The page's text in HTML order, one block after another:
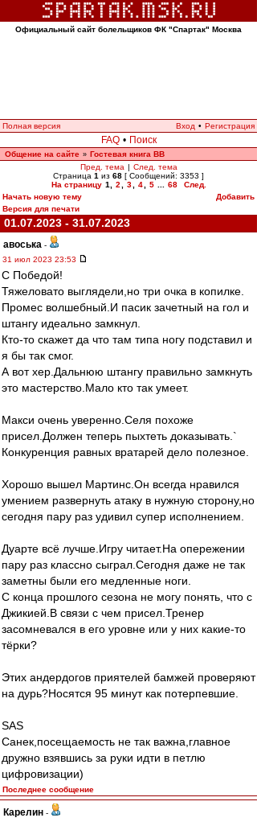
Официальный сайт болельщиков ФК "Спартак" Москва
Полная версия Вход • Регистрация
FAQ • Поиск
Общение на сайте » Гостевая книга ВВ
Пред. тема | След. тема
Страница 1 из 68 [ Сообщений: 3353 ]
На страницу 1 2 3 4 5 68
След.
Начать новую тему
Добавить
Версия для печати
01.07.2023 - 31.07.2023
авоська -
31 июл 2023 23:53
С Победой!
Тяжеловато выглядели,но три очка в копилке.
Промес волшебный.И пасик зачетный на гол и
штангу идеально замкнул.
Кто-то скажет да что там типа ногу подставил и
я бы так смог.
А вот хер.Дальнюю штангу правильно замкнуть
это мастерство.Мало кто так умеет.
Макси очень уверенно.Селя похоже
присел.Должен теперь пыхтеть доказывать.`
Конкуренция равных вратарей дело полезное.
Хорошо вышел Мартинс.Он всегда нравился
умением развернуть атаку в нужную сторону,но
сегодня пару раз удивил супер исполнением.
Дуарте всё лучше.Игру читает.На опережении
пару раз классно сыграл.Сегодня даже не так
заметны были его медленные ноги.
С конца прошлого сезона не могу понять, что с
Джикией.В связи с чем присел.Тренер
засомневался в его уровне или у них какие-то
тёрки?
Этих андердогов приятелей бамжей проверяют
на дурь?Носятся 95 минут как потерпевшие.
SAS
Санек,посещаемость не так важна,главное
дружно взявшись за руки идти в петлю
цифровизации)
Последнее сообщение
Карелин -